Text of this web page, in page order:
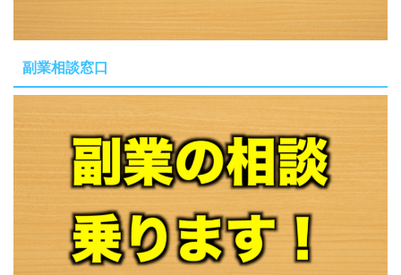
副業相談窓口